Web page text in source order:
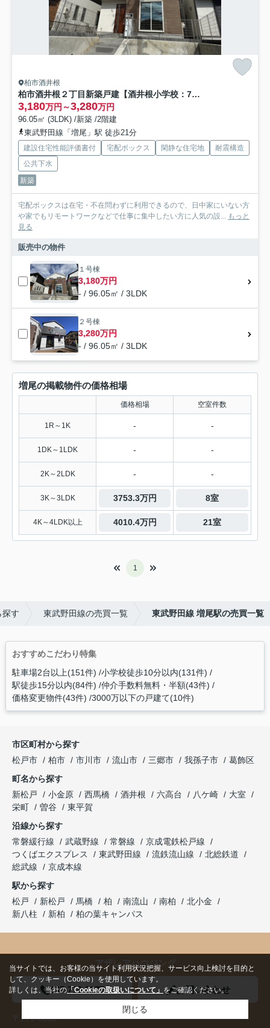
柏市酒井根
柏市酒井根２丁目新築戸建【酒井根小学校：7分】
3,180万円～3,280万円
96.05㎡ (3LDK) /新築 /2階建
東武野田線「増尾」駅 徒歩21分
建設住宅性能評価書付 宅配ボックス 閑静な住宅地
耐震構造
公共下水
新築
宅配ボックスは在宅・不在問わずに利用できるので、日中家にいない方
や家でもリモートワークなどで仕事に集中したい方に人気の設...
もっと
見る
販売中の物件
１号棟
3,180万円
- / 96.05㎡ / 3LDK
２号棟
3,280万円
- / 96.05㎡ / 3LDK
増尾の掲載物件の価格相場
価格相場 空室件数
1R～1K - -
1DK～1LDK - -
2K～2LDK - -
3K～3LDK 3753.3万円 8室
4K～4LDK以上 4010.4万円 21室
1
探す 東武野田線の売買一覧 東武野田線 増尾駅の売買一覧
おすすめこだわり特集
駐車場2台以上(151件) 小学校徒歩10分以内(131件)
駅徒歩15分以内(84件) 仲介手数料無料・半額(43件)
価格変更物件(43件) 3000万以下の戸建て(10件)
市区町村から探す
松戸市
柏市 市川市 流山市 三郷市 我孫子市
葛飾区
町名から探す
新松戸
小金原 西馬橋 酒井根 六高台 八ケ崎
大室
栄町
曽谷
東平賀
沿線から探す
常磐緩行線
武蔵野線 常磐線
京成電鉄松戸線
つくばエクスプレス
東武野田線 流鉄流山線
北総鉄道
総武線
京成本線
駅から探す
松戸
新松戸 馬橋 柏 南流山 南柏
北小金
新八柱
新柏 柏の葉キャンパス
アザレアハウジング
047-710-8277 お問い合わせ
〒271-0062
当サイトでは、お客様の当サイト利用状況把握、サービス向上検討を目的と
して、クッキー（Cookie）を使用しています。
詳しくは、当社の「Cookieの取扱いについて」 をご確認ください。
閉じる